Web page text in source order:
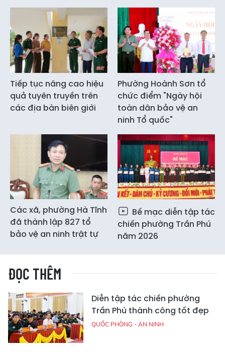
Tiếp tục nâng cao hiệu
quả tuyên truyền trên
các địa bàn biên giới
Phường Hoành Sơn tổ
chức điểm "Ngày hội
toàn dân bảo vệ an
ninh Tổ quốc"
Các xã, phường Hà Tĩnh
đã thành lập 827 tổ
bảo vệ an ninh trật tự
Bế mạc diễn tập tác
chiến phường Trần Phú
năm 2026
ĐỌC THÊM
Diễn tập tác chiến phường
Trần Phú thành công tốt đẹp
QUỐC PHÒNG - AN NINH